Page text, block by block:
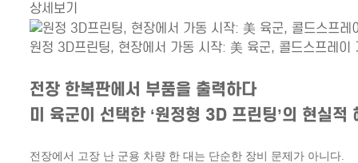
상세보기
원정 3D프린팅, 현장에서 가동 시작: 美 육군, 콜드스프레이
전장 한복판에서 부품을 출력하다
미 육군이 선택한 ‘원정형 3D 프린팅’의 현실적
전장에서 고장 난 군용 차량 한 대는 단순한 장비 문제가 아니다.